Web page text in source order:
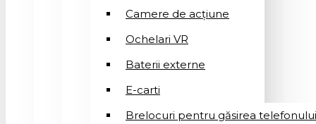
Camere de acțiune
Ochelari VR
Baterii externe
E-carti
Brelocuri pentru găsirea telefonului